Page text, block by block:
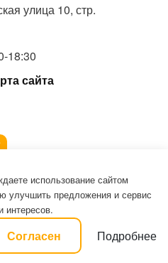
улица 10, стр.
18:30
сайта
пользовательское соглашение на
использование сайтом
улучшить предложения и сервис
интересов.
Согласен Подробнее